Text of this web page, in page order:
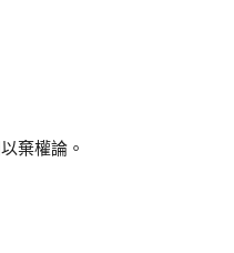
棄權論。